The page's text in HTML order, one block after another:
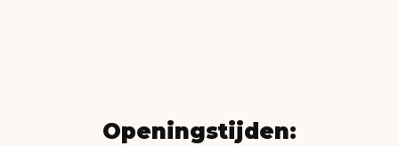
Openingstijden: